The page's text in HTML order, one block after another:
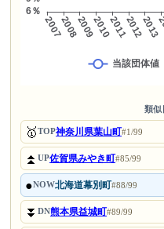
類似
🥇TOP神奈川県葉山町#1/99
⏫UP佐賀県みやき町#85/99
●NOW北海道幕別町#88/99
⏬DN熊本県益城町#89/99